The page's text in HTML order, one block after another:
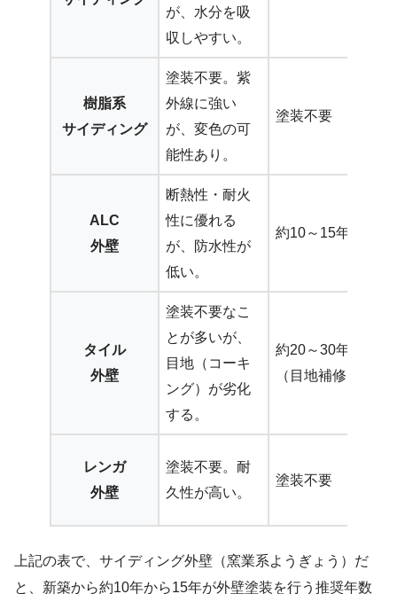
が、水分を吸
収しやすい。
樹脂系
サイディング
塗装不要。紫
外線に強い
が、変色の可
能性あり。
塗装不要
ALC
外壁
断熱性・耐火
性に優れる
が、防水性が
低い。
約10～15年
タイル
外壁
塗装不要なこ
とが多いが、
目地（コーキ
ング）が劣化
する。
約20～30年
（目地補修）
レンガ
外壁
塗装不要。耐
久性が高い。
塗装不要
上記の表で、サイディング外壁（窯業系ようぎょう）だ
と、新築から約10年から15年が外壁塗装を行う推奨年数